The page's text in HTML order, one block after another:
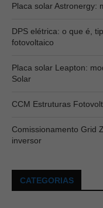
Placa solar Astronergy:
DPS elétrica: o que é,
fotovoltaico
Placa solar Leapton:
Solar
CCM Estruturas
Comissionamento Grid
inversor
CATEGORIAS